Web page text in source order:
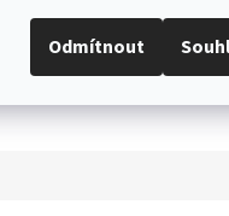
Odmítnout